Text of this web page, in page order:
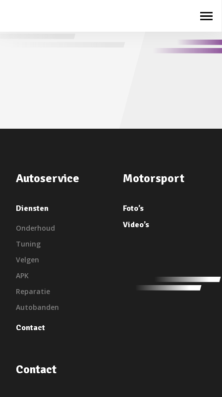
Autoservice
Diensten
Onderhoud
Tuning
Velgen
APK
Reparatie
Autobanden
Contact
Motorsport
Foto’s
Video’s
Contact